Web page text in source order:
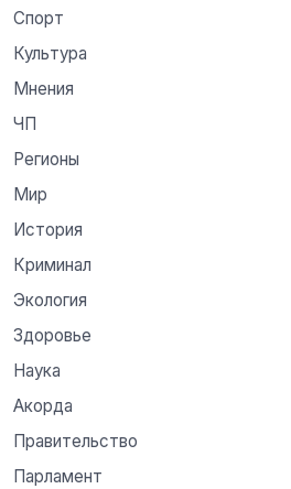
Спорт
Культура
Мнения
ЧП
Регионы
Мир
История
Криминал
Экология
Здоровье
Наука
Акорда
Правительство
Парламент